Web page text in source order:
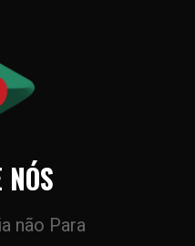
não Para